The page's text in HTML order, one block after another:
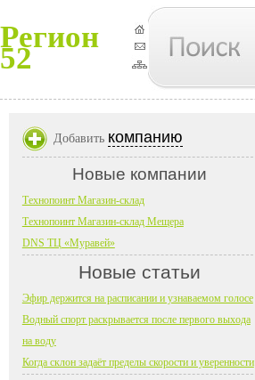
Регион
52
Добавить компанию
Новые компании
Технопоинт Магазин-склад
Технопоинт Магазин-склад Мещера
DNS ТЦ «Муравей»
Новые статьи
Эфир держится на расписании и узнаваемом голосе
Водный спорт раскрывается после первого выхода
на воду
Когда склон задаёт пределы скорости и уверенности